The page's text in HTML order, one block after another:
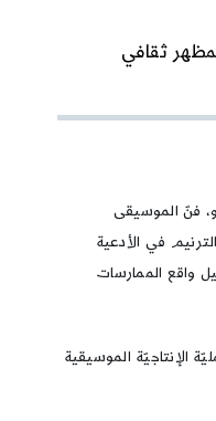
ثقافي
فنّ الموسيقى
في الأدعية
واقع الممارسات
الموسيقية